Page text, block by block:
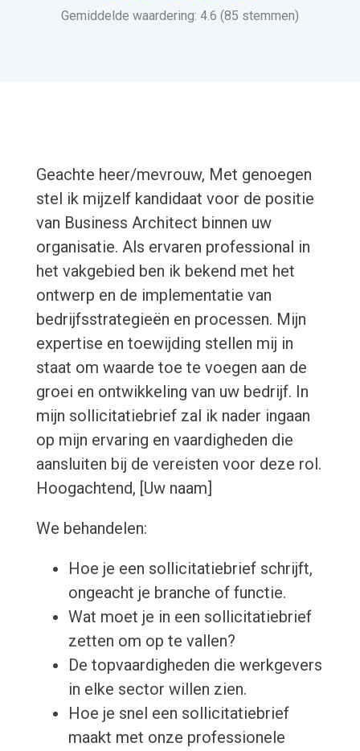
Gemiddelde waardering: 4.6 (85 stemmen)
Geachte heer/mevrouw, Met genoegen
stel ik mijzelf kandidaat voor de positie
van Business Architect binnen uw
organisatie. Als ervaren professional in
het vakgebied ben ik bekend met het
ontwerp en de implementatie van
bedrijfsstrategieën en processen. Mijn
expertise en toewijding stellen mij in
staat om waarde toe te voegen aan de
groei en ontwikkeling van uw bedrijf. In
mijn sollicitatiebrief zal ik nader ingaan
op mijn ervaring en vaardigheden die
aansluiten bij de vereisten voor deze rol.
Hoogachtend, [Uw naam]
We behandelen:
Hoe je een sollicitatiebrief schrijft,
ongeacht je branche of functie.
Wat moet je in een sollicitatiebrief
zetten om op te vallen?
De topvaardigheden die werkgevers
in elke sector willen zien.
Hoe je snel een sollicitatiebrief
maakt met onze professionele